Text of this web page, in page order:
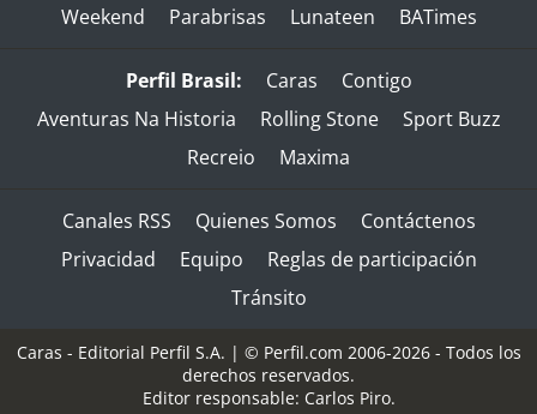
Weekend
Parabrisas Lunateen BATimes
Perfil Brasil: Caras
Contigo
Aventuras Na Historia
Rolling Stone
Sport Buzz
Recreio
Maxima
Canales RSS Quienes Somos
Contáctenos
Privacidad
Equipo
Reglas de participación
Tránsito
Caras - Editorial Perfil S.A. | © Perfil.com 2006-2026 - Todos los
derechos reservados.
Editor responsable: Carlos Piro.